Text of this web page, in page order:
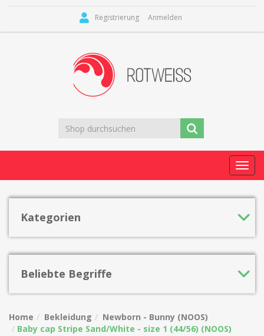
Registrierung Anmelden
Kategorien
Beliebte Begriffe
Home Bekleidung
Newborn - Bunny (NOOS)
Baby cap Stripe Sand/White - size 1 (44/56) (NOOS)